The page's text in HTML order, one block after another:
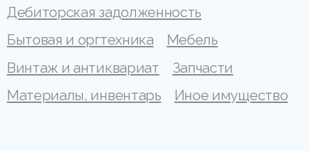
Дебиторская задолженность
Бытовая и оргтехника
Мебель
Винтаж и антиквариат
Запчасти
Материалы, инвентарь
Иное имущество